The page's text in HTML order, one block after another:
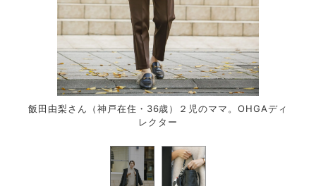
飯田由梨さん（神戸在住・36歳）２児のママ。OHGAディ
レクター